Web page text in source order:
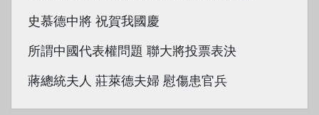
史慕德中將 祝賀我國慶
所謂中國代表權問題 聯大將投票表決
蔣總統夫人 莊萊德夫婦 慰傷患官兵